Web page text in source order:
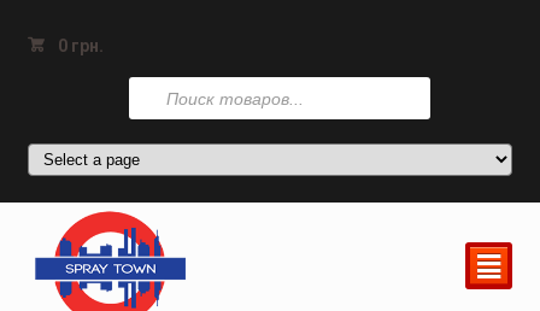
0 грн.
Поиск
товаров
²